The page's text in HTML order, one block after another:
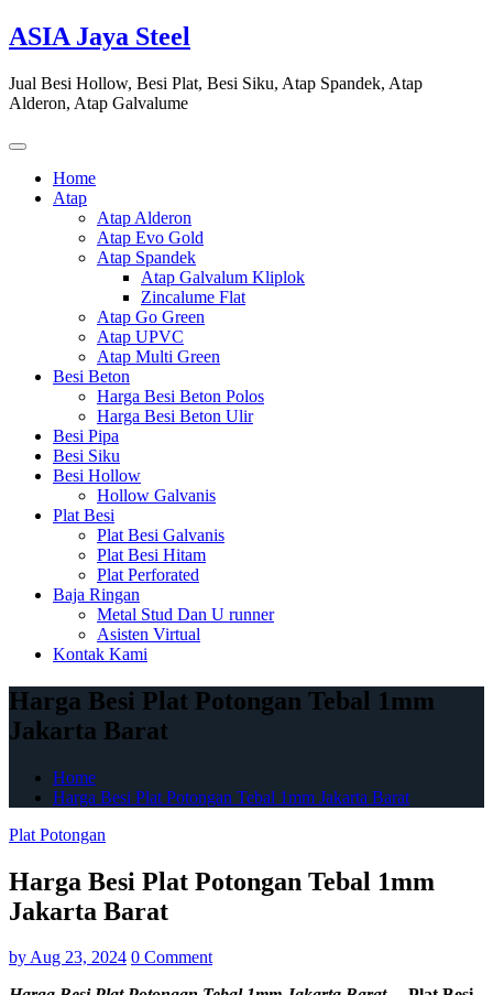
Skip
to
ASIA Jaya Steel
Jual Besi Hollow, Besi Plat, Besi Siku, Atap Spandek, Atap
Alderon, Atap Galvalume
Home
Atap
Atap Alderon
Atap Evo Gold
Atap Spandek
Atap Galvalum Kliplok
Zincalume Flat
Atap Go Green
Atap UPVC
Atap Multi Green
Besi Beton
Harga Besi Beton Polos
Harga Besi Beton Ulir
Besi Pipa
Besi Siku
Besi Hollow
Hollow Galvanis
Plat Besi
Plat Besi Galvanis
Plat Besi Hitam
Plat Perforated
Baja Ringan
Metal Stud Dan U runner
Asisten Virtual
Kontak Kami
Harga Besi Plat Potongan Tebal 1mm
Jakarta Barat
Home
Harga Besi Plat Potongan Tebal 1mm Jakarta Barat
Plat Potongan
Harga Besi Plat Potongan Tebal 1mm
Jakarta Barat
byAug 23, 2024 0 Comment